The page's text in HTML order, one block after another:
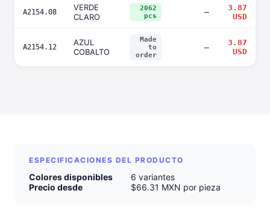
A2154.08
VERDE
CLARO
2062
pcs
—
3.87
USD
A2154.12
AZUL
COBALTO
Made
to
order
—
3.87
USD
ESPECIFICACIONES DEL PRODUCTO
Colores disponibles
6 variantes
Precio desde
$66.31 MXN por pieza